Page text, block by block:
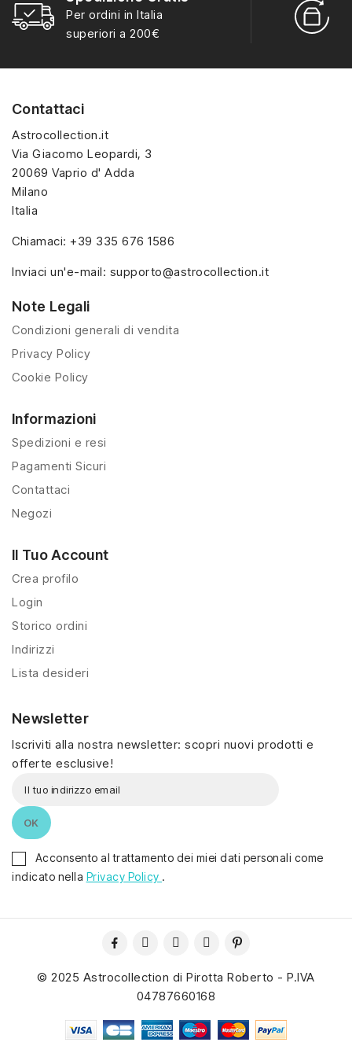
soggetti ispirati ai
personaggi principali
per anno e codice, è
catalogazione
confronto con le altre
collezioni tematiche
Kinder.
soggetti ispirati ai
personaggi principali
per anno e codice, è
Per ordini in Italia
superiori a 200€
Contattaci
Astrocollection.it
Via Giacomo Leopardi, 3
20069 Vaprio d' Adda
Milano
Italia
Chiamaci: +39 335 676 1586
Inviaci un'e-mail: supporto@astrocollection.it
Note Legali
Condizioni generali di vendita
Privacy Policy
Cookie Policy
Informazioni
Spedizioni e resi
Pagamenti Sicuri
Contattaci
Negozi
Il Tuo Account
Crea profilo
Login
Storico ordini
Indirizzi
Lista desideri
Newsletter
Iscriviti alla nostra newsletter: scopri nuovi prodotti e
offerte esclusive!
Acconsento al trattamento dei miei dati personali come
indicato nella Privacy Policy .
© 2025 Astrocollection di Pirotta Roberto - P.IVA
04787660168